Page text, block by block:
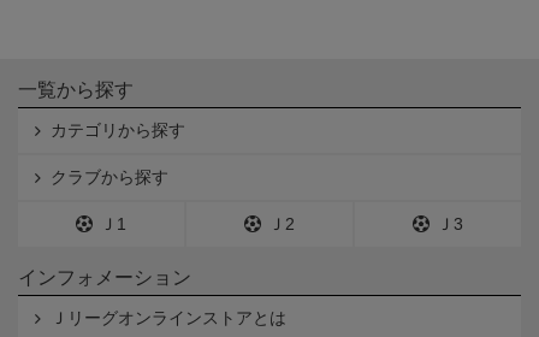
一覧から探す
カテゴリから探す
クラブから探す
Ｊ1 Ｊ2 Ｊ3
インフォメーション
Ｊリーグオンラインストアとは